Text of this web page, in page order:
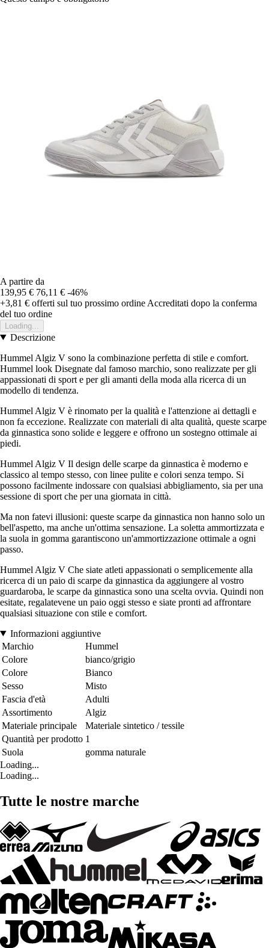
A partire da
139,95 € 76,11 € -46%
+3,81 € offerti sul tuo prossimo ordine Accreditati dopo la conferma
del tuo ordine
Loading...
Descrizione
Hummel Algiz V sono la combinazione perfetta di stile e comfort.
Hummel look Disegnate dal famoso marchio, sono realizzate per gli
appassionati di sport e per gli amanti della moda alla ricerca di un
modello di tendenza.
Hummel Algiz V è rinomato per la qualità e l'attenzione ai dettagli e
non fa eccezione. Realizzate con materiali di alta qualità, queste scarpe
da ginnastica sono solide e leggere e offrono un sostegno ottimale ai
piedi.
Hummel Algiz V Il design delle scarpe da ginnastica è moderno e
classico al tempo stesso, con linee pulite e colori senza tempo. Si
possono facilmente indossare con qualsiasi abbigliamento, sia per una
sessione di sport che per una giornata in città.
Ma non fatevi illusioni: queste scarpe da ginnastica non hanno solo un
bell'aspetto, ma anche un'ottima sensazione. La soletta ammortizzata e
la suola in gomma garantiscono un'ammortizzazione ottimale a ogni
passo.
Hummel Algiz V Che siate atleti appassionati o semplicemente alla
ricerca di un paio di scarpe da ginnastica da aggiungere al vostro
guardaroba, le scarpe da ginnastica sono una scelta ovvia. Quindi non
esitate, regalatevene un paio oggi stesso e siate pronti ad affrontare
qualsiasi situazione con stile e comfort.
Informazioni aggiuntive
Marchio
Hummel
Colore
bianco/grigio
Colore
Bianco
Sesso
Misto
Fascia d'età
Adulti
Assortimento
Algiz
Materiale principale
Materiale sintetico / tessile
Quantità per prodotto 1
Suola
gomma naturale
Loading...
Loading...
Tutte le nostre marche